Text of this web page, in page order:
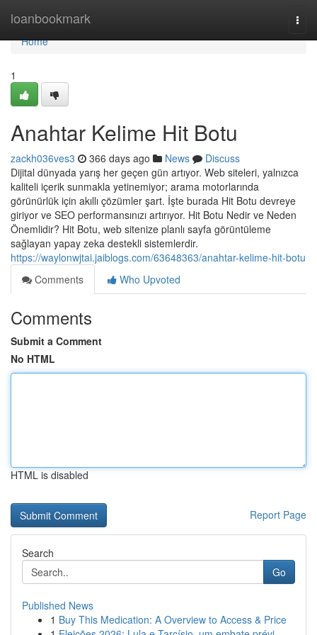
loanbookmark
Home
Home
1
Anahtar Kelime Hit Botu
zackh036ves3 366 days ago News
Discuss
Dijital dünyada yarış her geçen gün artıyor. Web siteleri, yalnızca
kaliteli içerik sunmakla yetinemiyor; arama motorlarında
görünürlük için akıllı çözümler şart. İşte burada Hit Botu devreye
giriyor ve SEO performansınızı artırıyor. Hit Botu Nedir ve Neden
Önemlidir? Hit Botu, web sitenize planlı sayfa görüntüleme
sağlayan yapay zeka destekli sistemlerdir.
https://waylonwjtai.jaiblogs.com/63648363/anahtar-kelime-hit-botu
Comments
Who Upvoted
Comments
Submit a Comment
No HTML
HTML is disabled
Report Page
Search
Go
Published News
1 Buy This Medication: A Overview to Access & Price